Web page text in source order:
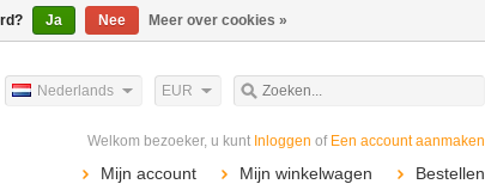
EUR
Nederlands
Welkom bezoeker, u kunt Inloggen of Een account aanmaken
Mijn account Mijn winkelwagen Bestellen
Ja Nee Meer over cookies »